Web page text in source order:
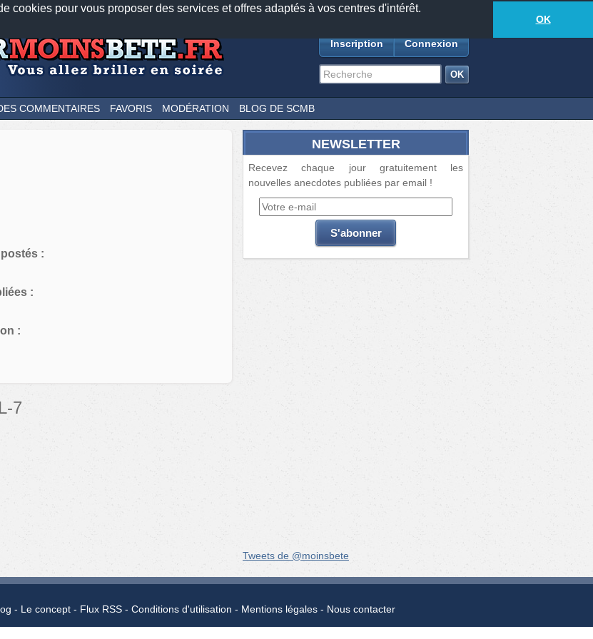
cookies pour vous proposer des services et offres adaptés à vos centres d'intérêt.
OK
Nos applications mobiles Newsletter Facebook
TwitterFeeds18877anecdotes-547lecteurs connectés
Inscription Connexion
COMMENTAIRES FAVORIS MODÉRATION BLOG DE SCMB
:
:
:
7
NEWSLETTER
Recevez chaque jour gratuitement les
nouvelles anecdotes publiées par email !
Tweets de @moinsbete
Le concept Flux RSS Conditions d'utilisation Mentions légales Nous contacter